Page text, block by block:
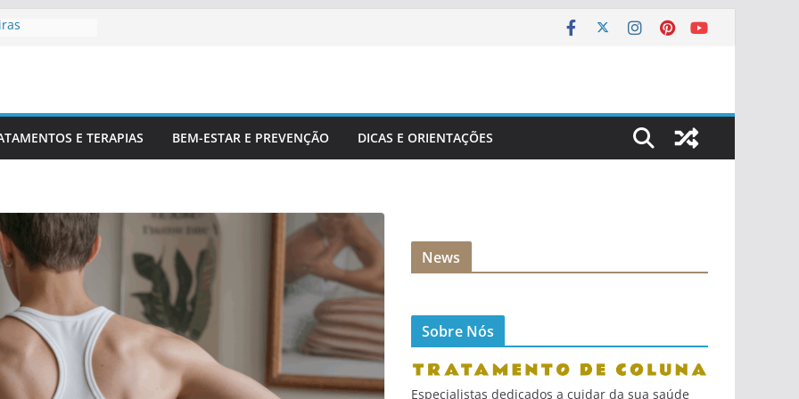
Da
E TERAPIAS BEM-ESTAR E PREVENÇÃO DICAS E ORIENTAÇÕES
News
Sobre Nós
Especialistas dedicados a cuidar da sua saúde